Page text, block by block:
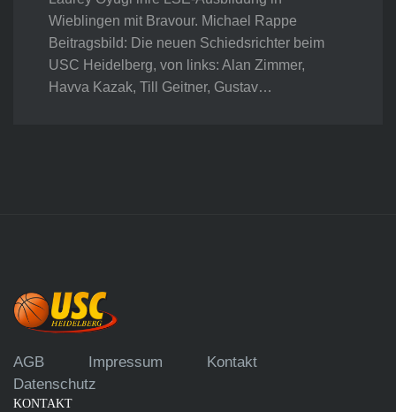
Wieblingen mit Bravour. Michael Rappe
Beitragsbild: Die neuen Schiedsrichter beim
USC Heidelberg, von links: Alan Zimmer,
Havva Kazak, Till Geitner, Gustav…
AGB Impressum
Kontakt
Datenschutz
KONTAKT